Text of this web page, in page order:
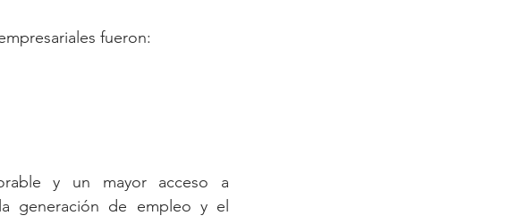
fueron:
y un mayor acceso a
generación de empleo y el